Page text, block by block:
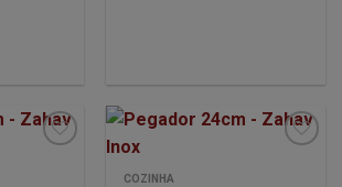
COZINHA